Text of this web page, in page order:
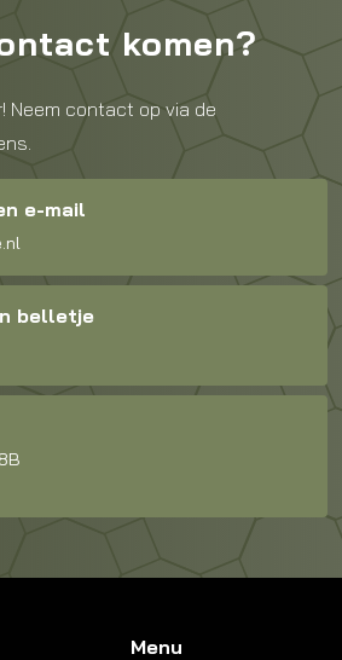
komen?
Neem contact op via de
e-mail
belletje
Menu